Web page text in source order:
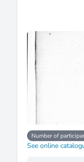
Number of
See online